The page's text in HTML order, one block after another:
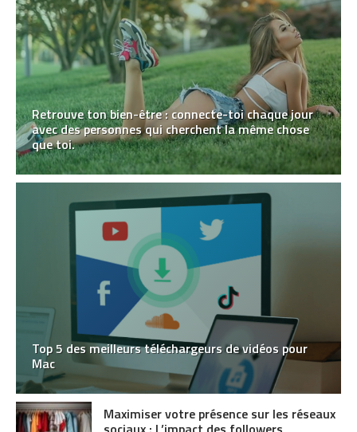
Retrouve ton bien-être : connecte-toi chaque jour
avec des personnes qui cherchent la même chose
que toi.
Top 5 des meilleurs téléchargeurs de vidéos pour
Mac
Maximiser votre présence sur les réseaux